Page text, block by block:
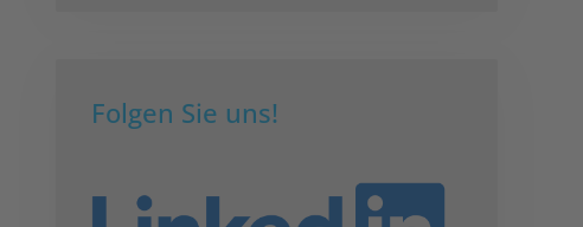
Folgen Sie uns!